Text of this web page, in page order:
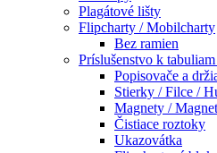
Plagátové lišty
Flipcharty / Mobilcharty
Bez ramien
Príslušenstvo k
Popisovače a
Stierky / Filce /
Magnety /
Čistiace roztoky
Ukazovátka